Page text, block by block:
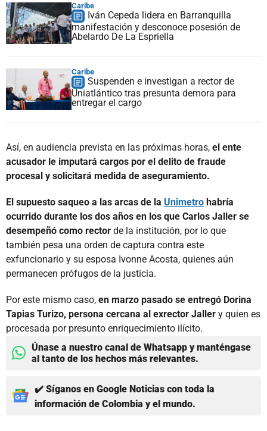
Caribe
Iván Cepeda lidera en Barranquilla
manifestación y desconoce posesión de
Abelardo De La Espriella
Caribe
Suspenden e investigan a rector de
Uniatlántico tras presunta demora para
entregar el cargo
Así, en audiencia prevista en las próximas horas, el ente
acusador le imputará cargos por el delito de fraude
procesal y solicitará medida de aseguramiento.
El supuesto saqueo a las arcas de la Unimetro habría
ocurrido durante los dos años en los que Carlos Jaller se
desempeñó como rector de la institución, por lo que
también pesa una orden de captura contra este
exfuncionario y su esposa Ivonne Acosta, quienes aún
permanecen prófugos de la justicia.
Por este mismo caso, en marzo pasado se entregó Dorina
Tapias Turizo, persona cercana al exrector Jaller y quien es
procesada por presunto enriquecimiento ilícito.
Únase a nuestro canal de Whatsapp y manténgase
al tanto de los hechos más relevantes.
✔️ Síganos en Google Noticias con toda la
información de Colombia y el mundo.